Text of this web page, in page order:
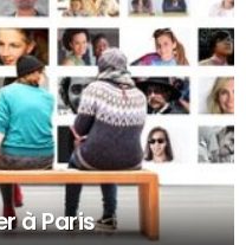
à Paris